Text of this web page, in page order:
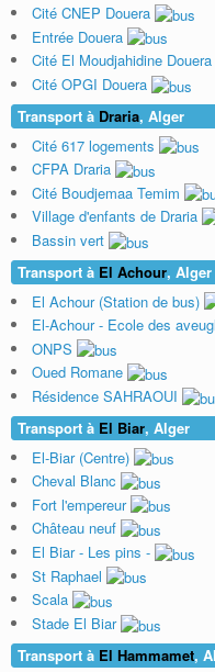
Cité CNEP Douera
Entrée Douera
Cité El Moudjahidine Douera
Cité OPGI Douera
Transport à Draria, Alger
Cité 617 logements
CFPA Draria
Cité Boudjemaa Temim
Village d'enfants de Draria
Bassin vert
Transport à El Achour, Alger
El Achour (Station de bus)
El-Achour - Ecole des
ONPS
Oued Romane
Résidence SAHRAOUI
Transport à El Biar, Alger
El-Biar (Centre)
Cheval Blanc
Fort l'empereur
Château neuf
El Biar - Les pins -
St Raphael
Scala
Stade El Biar
Transport à El Hammamet,